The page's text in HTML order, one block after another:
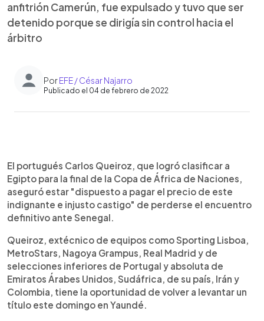
anfitrión Camerún, fue expulsado y tuvo que ser
detenido porque se dirigía sin control hacia el
árbitro
PorEFE / César Najarro
Publicado el 04 de febrero de 2022
Escuchar artículo
El portugués Carlos Queiroz, que logró clasificar a
Egipto para la final de la Copa de África de Naciones,
aseguró estar "dispuesto a pagar el precio de este
indignante e injusto castigo" de perderse el encuentro
definitivo ante Senegal.
Queiroz, extécnico de equipos como Sporting Lisboa,
MetroStars, Nagoya Grampus, Real Madrid y de
selecciones inferiores de Portugal y absoluta de
Emiratos Árabes Unidos, Sudáfrica, de su país, Irán y
Colombia, tiene la oportunidad de volver a levantar un
título este domingo en Yaundé.